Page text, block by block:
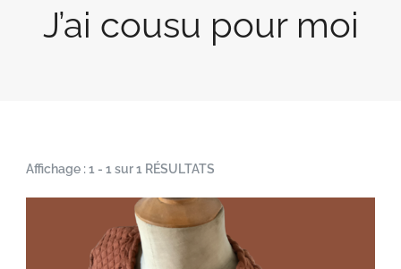
J’ai cousu pour moi
Affichage : 1 - 1 sur 1 RÉSULTATS